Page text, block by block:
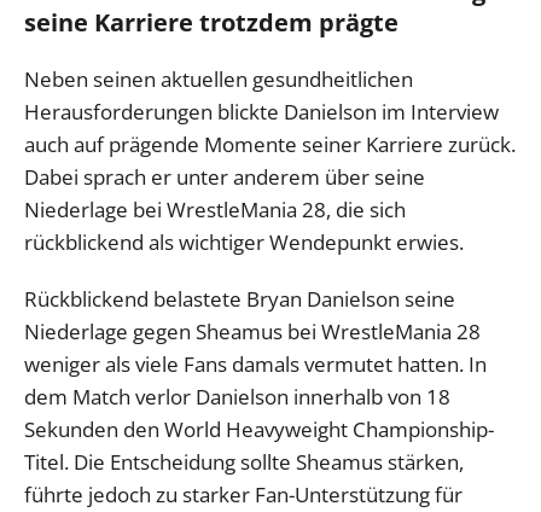
seine Karriere trotzdem prägte
Neben seinen aktuellen gesundheitlichen
Herausforderungen blickte Danielson im Interview
auch auf prägende Momente seiner Karriere zurück.
Dabei sprach er unter anderem über seine
Niederlage bei WrestleMania 28, die sich
rückblickend als wichtiger Wendepunkt erwies.
Rückblickend belastete Bryan Danielson seine
Niederlage gegen Sheamus bei WrestleMania 28
weniger als viele Fans damals vermutet hatten. In
dem Match verlor Danielson innerhalb von 18
Sekunden den World Heavyweight Championship-
Titel. Die Entscheidung sollte Sheamus stärken,
führte jedoch zu starker Fan-Unterstützung für